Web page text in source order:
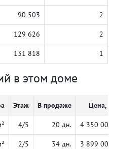
90 503 2
129 626 2
131 818 1
в этом доме
Этаж В продаже Цена, ₽
4/5 20 дн. 4 350 000
2/5 34 дн. 3 899 000